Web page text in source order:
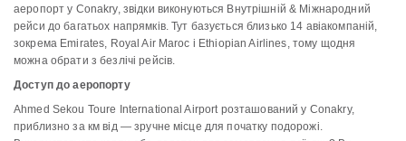
аеропорт у Conakry, звідки виконуються Внутрішній & Міжнародний
рейси до багатьох напрямків. Тут базується близько 14 авіакомпаній,
зокрема Emirates, Royal Air Maroc і Ethiopian Airlines, тому щодня
можна обрати з безлічі рейсів.
Доступ до аеропорту
Ahmed Sekou Toure International Airport розташований у Conakry,
приблизно за км від — зручне місце для початку подорожі.